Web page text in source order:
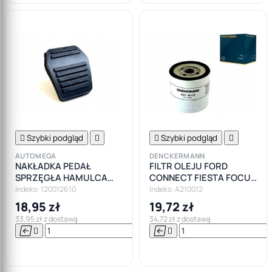
 Szybki podgląd 
AUTOMEGA
NAKŁADKA PEDAŁ
SPRZĘGŁA HAMULCA
FORD MONDEO FOCUS
Indeks: 120012610
18,95 zł
33,95 zł z dostawą
  

 Szybki podgląd 
DENCKERMANN
FILTR OLEJU FORD
CONNECT FIESTA FOCUS
MK1 TRANSIT 1.8 TDCI 2.5
D
Indeks: A210012
19,72 zł
34,72 zł z dostawą
 